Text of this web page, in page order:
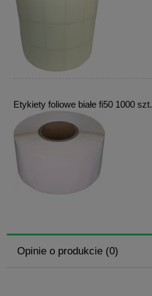
Etykiety foliowe białe fi50 1000 szt.
Opinie o produkcie (0)